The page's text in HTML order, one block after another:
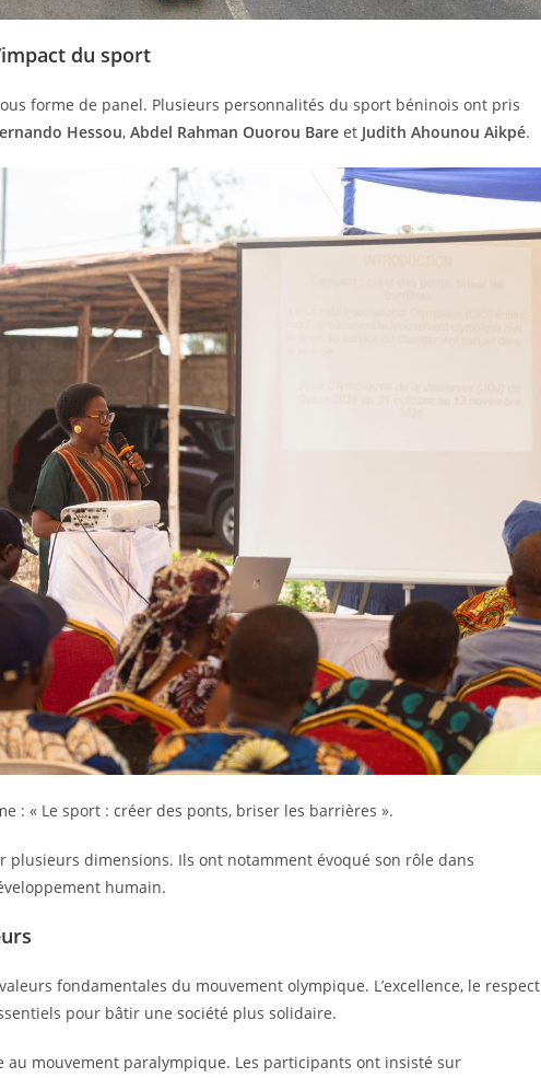
du sport
forme de panel. Plusieurs personnalités du sport béninois ont pris
Hessou, Abdel Rahman Ouorou Bare et Judith Ahounou Aikpé.
: « Le sport : créer des ponts, briser les barrières ».
plusieurs dimensions. Ils ont notamment évoqué son rôle dans
humain.
fondamentales du mouvement olympique. L’excellence, le respect
pour bâtir une société plus solidaire.
mouvement paralympique. Les participants ont insisté sur